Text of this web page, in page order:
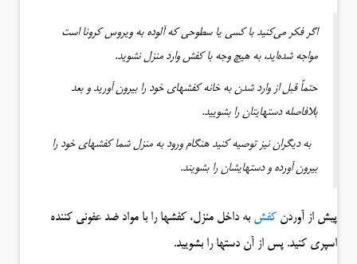
اگر فکر می‌کنید با کسی یا سطوحی که آلوده به ویروس کرونا است
مواجه شده‌اید، به هیچ وجه با کفش وارد منزل نشوید.
حتماً قبل از وارد شدن به خانه کفشهای خود را بیرون آورید و بعد
بلافاصله دستهایتان را بشویید.
به دیگران نیز توصیه کنید هنگام ورود به منزل شما کفشهای خود را
بیرون آورده و دستهایشان را بشویند.
پیش از آوردن کفش به داخل منزل، کفشها را با مواد ضد عفونی کننده
اسپری کنید. پس از آن دستها را بشویید.